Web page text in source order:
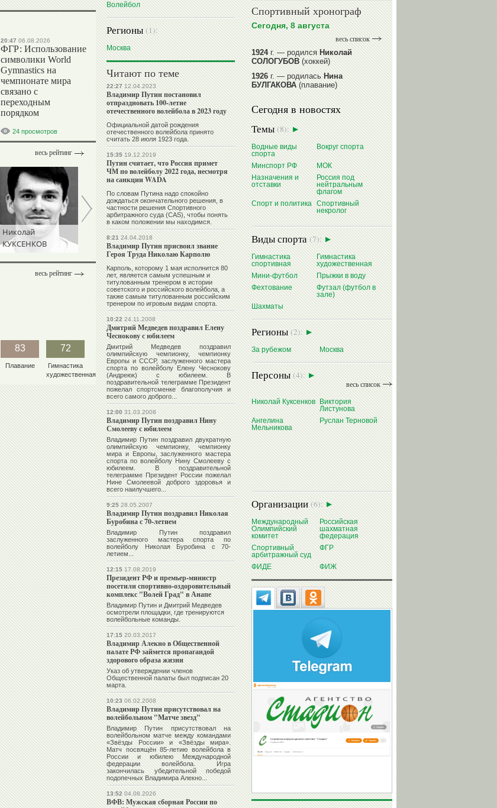
20:47 06.08.2026
ФГР: Использование
символики World
Gymnastics на
чемпионате мира
связано с
переходным
порядком
24 просмотров
весь рейтинг
Николай
КУКСЕНКОВ
Ангелина
МЕЛЬНИКОВА
весь рейтинг
83
Плавание
72
Гимнастика
художественная
Волейбол
Регионы(1):
Москва
Читают по теме
22:2712.04.2023
Владимир Путин постановил
отпраздновать 100-летие
отечественного волейбола в 2023 году
Официальной датой рождения
отечественного волейбола принято
считать 28 июля 1923 года.
15:3519.12.2019
Путин считает, что Россия примет
ЧМ по волейболу 2022 года, несмотря
на санкции WADA
По словам Путина надо спокойно
дождаться окончательного решения, в
частности решения Спортивного
арбитражного суда (CAS), чтобы понять
в каком положении мы находимся.
8:2124.04.2018
Владимир Путин присвоил звание
Героя Труда Николаю Карполю
Карполь, которому 1 мая исполнится 80
лет, является самым успешным и
титулованным тренером в истории
советского и российского волейбола, а
также самым титулованным российским
тренером по игровым видам спорта.
10:2224.11.2008
Дмитрий Медведев поздравил Елену
Чеснокову с юбилеем
Дмитрий Медведевпоздравил
олимпийскую чемпионку, чемпионку
Европы и СССР, заслуженного мастера
спорта по волейболуЕлену Чеснокову
(Андреюк) с юбилеем. В
поздравительной телеграмме Президент
пожелал спортсменке благополучия и
всего самого доброго...
12:0031.03.2008
Владимир Путин поздравил Нину
Смолееву с юбилеем
Владимир Путинпоздравил двукратную
олимпийскую чемпионку, чемпионку
мира и Европы, заслуженного мастера
спорта по волейболуНину Смолеевус
юбилеем. В поздравительной
телеграмме Президент России пожелал
Нине Смолеевой доброго здоровья и
всего наилучшего...
9:2528.05.2007
Владимир Путин поздравил Николая
Буробина с 70-летием
Владимир Путинпоздравил
заслуженного мастера спорта по
волейболуНиколая Буробинас 70-
летием...
12:1517.08.2019
Президент РФ и премьер-министр
посетили спортивно-оздоровительный
комплекс "Волей Град" в Анапе
Владимир Путин и Дмитрий Медведев
осмотрели площадки, где тренируются
волейбольные команды.
17:1520.03.2017
Владимир Алекно в Общественной
палате РФ займется пропагандой
здорового образа жизни
Указ об утверждении членов
Общественной палаты был подписан 20
марта.
10:2306.02.2008
Владимир Путин присутствовал на
волейбольном "Матче звезд"
Владимир Путинприсутствовал на
волейбольном матче между командами
«Звёзды России» и «Звёзды мира».
Матч посвящён 85-летию волейбола в
России и юбилею Международной
федерации волейбола. Игра
закончилась убедительной победой
подопечныхВладимира Алекно...
13:5204.08.2026
ВФВ: Мужская сборная России по
Спортивный хронограф
Сегодня, 8 августа
весь список
1924г. — родилсяНиколай
СОЛОГУБОВ(хоккей)
1926г. — родиласьНина
БУЛГАКОВА(плавание)
1941г. — родиласьРавиля
ПРОКОПЕНКО (САЛИМОВА)
(баскетбол)
1964г. — родилсяНиколай
ЖУРАВСКИЙ(гребля на байдарках
и каноэ)
1964г. — родилсяЮрий ХМЫЛЕВ
(хоккей)
читать далее
Сегодня в новостях
Темы(8):
Водные виды
спорта
Вокруг спорта
Минспорт РФ
МОК
Назначения и
отставки
Россия под
нейтральным
флагом
Спорт и политика Спортивный
некролог
Виды спорта(7):
Гимнастика
спортивная
Гимнастика
художественная
Мини-футбол
Прыжки в воду
Фехтование
Футзал (футбол в
зале)
Шахматы
Регионы(2):
За рубежом Москва
Персоны(4):
весь список
Николай Куксенков Виктория
Листунова
Ангелина
Мельникова
Руслан Терновой
Организации(6):
Международный
Олимпийский
комитет
Российская
шахматная
федерация
Спортивный
арбитражный суд
ФГР
ФИДЕ ФИЖ